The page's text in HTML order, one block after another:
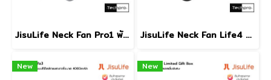
JisuLife Neck Fan Pro1 พัดลมคล้องคอแบบไร้ใบพัดความจุแบตเตอรี่ 5000mAh JisuLife Neck Fan Life4 พัดลมคล้องคอแบบไร้ใบพัดความจุแบตเตอรี่ 4000mAh
New New